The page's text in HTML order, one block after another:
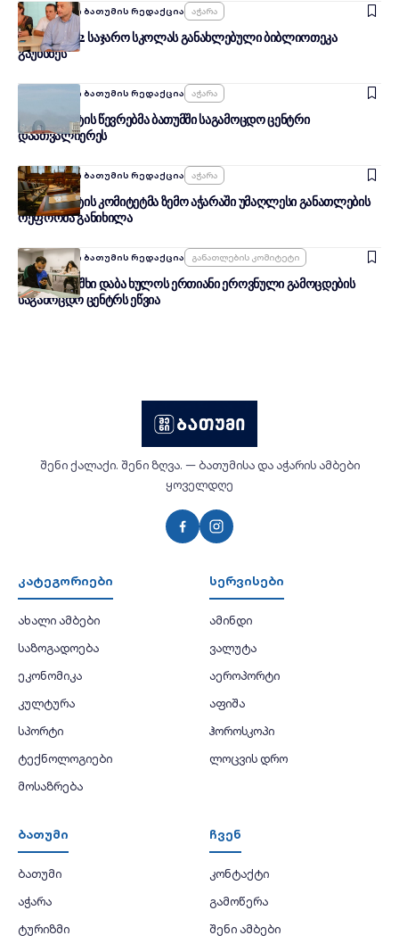
Ავტორი:შენი ბათუმის რედაქცია Აჭარა
ბათუმის №2 საჯარო სკოლას განახლებული ბიბლიოთეკა
გაუხსნეს
შენი ბათუმის რედაქცია Აჭარა
პარლამენტის წევრებმა ბათუმში საგამოცდო ცენტრი
დაათვალიერეს
Ავტორი:შენი ბათუმის რედაქცია Აჭარა
პარლამენტის კომიტეტმა ზემო აჭარაში უმაღლესი განათლების
რეფორმა განიხილა
Ავტორი:შენი ბათუმის რედაქცია Განათლების Კომიტეტი
მარიამ ლაშხი დაბა ხულოს ერთიანი ეროვნული გამოცდების
საგამოცდო ცენტრს ეწვია
შენი ქალაქი. შენი ზღვა. — ბათუმისა და აჭარის ამბები
ყოველდღე
კატეგორიები
ახალი ამბები
საზოგადოება
ეკონომიკა
კულტურა
სპორტი
ტექნოლოგიები
მოსაზრება
სერვისები
ამინდი
ვალუტა
აეროპორტი
აფიშა
ჰოროსკოპი
ლოცვის დრო
ბათუმი
ბათუმი
აჭარა
ტურიზმი
ჩვენ
კონტაქტი
გამოწერა
შენი ამბები